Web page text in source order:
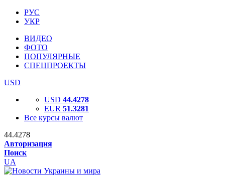
РУС
УКР
ВИДЕО
ФОТО
ПОПУЛЯРНЫЕ
СПЕЦПРОЕКТЫ
USD
USD 44.4278
EUR 51.3281
Все курсы валют
44.4278
Авторизация
Поиск
UA